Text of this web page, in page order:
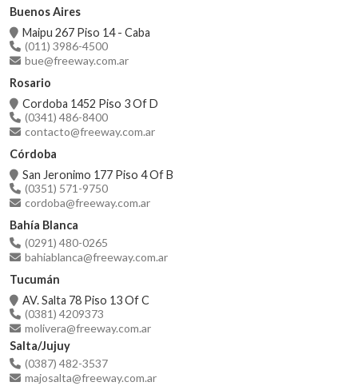
Buenos Aires
Maipu 267 Piso 14 - Caba
(011) 3986-4500
bue@freeway.com.ar
Rosario
Cordoba 1452 Piso 3 Of D
(0341) 486-8400
contacto@freeway.com.ar
Córdoba
San Jeronimo 177 Piso 4 Of B
(0351) 571-9750
cordoba@freeway.com.ar
Bahía Blanca
(0291) 480-0265
bahiablanca@freeway.com.ar
Tucumán
AV. Salta 78 Piso 13 Of C
(0381) 4209373
molivera@freeway.com.ar
Salta/Jujuy
(0387) 482-3537
majosalta@freeway.com.ar